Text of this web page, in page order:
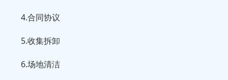
4.合同协议
5.收集拆卸
6.场地清洁